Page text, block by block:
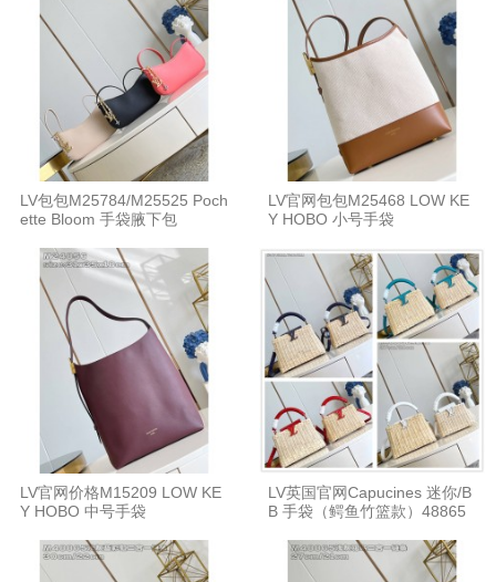
LV包包M25784/M25525 Poch
ette Bloom 手袋腋下包
LV官网包包M25468 LOW KE
Y HOBO 小号手袋
LV官网价格M15209 LOW KE
Y HOBO 中号手袋
LV英国官网Capucines 迷你/B
B 手袋（鳄鱼竹篮款）48865